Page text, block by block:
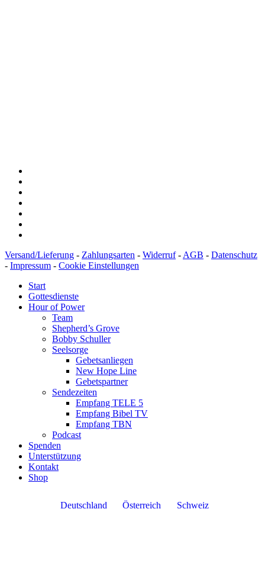
Versand/Lieferung - Zahlungsarten - Widerruf- AGB - Datenschutz
- Impressum - Cookie Einstellungen
Start
Gottesdienste
Hour of Power
Team
Shepherd’s Grove
Bobby Schuller
Seelsorge
Gebetsanliegen
New Hope Line
Gebetspartner
Sendezeiten
Empfang TELE 5
Empfang Bibel TV
Empfang TBN
Podcast
Spenden
Unterstützung
Kontakt
Shop
Deutschland Österreich Schweiz